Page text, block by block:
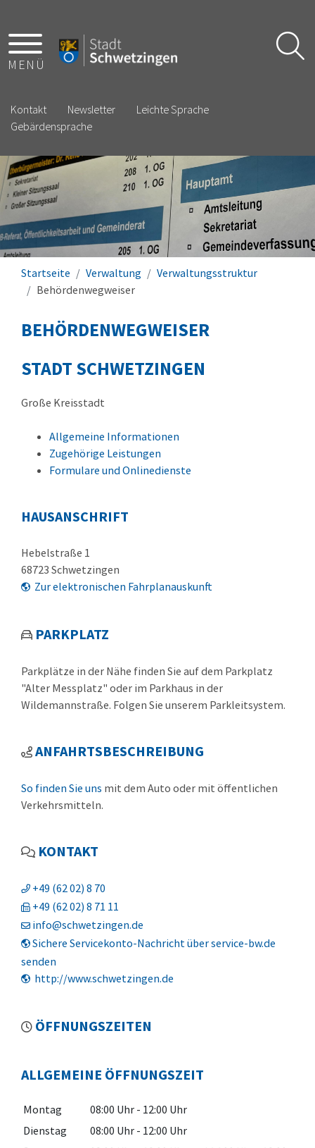
MENÜ
Kontakt Newsletter
Leichte Sprache
Gebärdensprache
Startseite Verwaltung
Verwaltungsstruktur
Behördenwegweiser
BEHÖRDENWEGWEISER
STADT SCHWETZINGEN
Große Kreisstadt
Allgemeine Informationen
Zugehörige Leistungen
Formulare und Onlinedienste
HAUSANSCHRIFT
Hebelstraße 1
68723 Schwetzingen
Zur elektronischen Fahrplanauskunft
PARKPLATZ
Parkplätze in der Nähe finden Sie auf dem Parkplatz
"Alter Messplatz" oder im Parkhaus in der
Wildemannstraße. Folgen Sie unserem Parkleitsystem.
ANFAHRTSBESCHREIBUNG
So finden Sie uns mit dem Auto oder mit öffentlichen
Verkehrsmitteln.
KONTAKT
+49 (6202) 8 70
+49 (6202) 8 71 11
info@schwetzingen.de
Sichere Servicekonto-Nachricht über service-bw.de
senden
http://www.schwetzingen.de
ÖFFNUNGSZEITEN
ALLGEMEINE ÖFFNUNGSZEIT
Montag 08:00 Uhr - 12:00 Uhr
Dienstag
08:00 Uhr - 12:00 Uhr